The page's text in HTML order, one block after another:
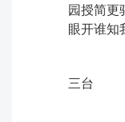
园授简更
眼开谁知
三台